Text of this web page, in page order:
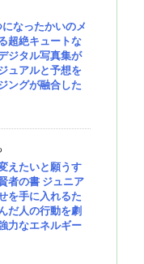
なったかいのメ
超絶キュートな
ジタル写真集が
ュアルと予想を
ングが融合した
えたいと願うす
者の書 ジュニア
を手に入れるた
だ人の行動を劇
力なエネルギー